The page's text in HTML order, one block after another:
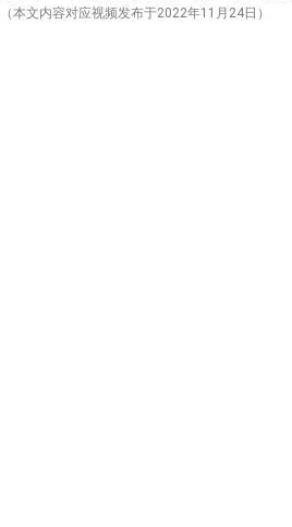
（本文内容对应视频发布于2022年11月24日）